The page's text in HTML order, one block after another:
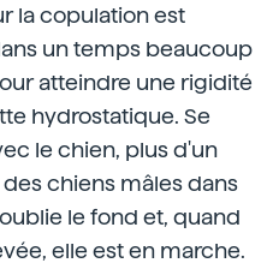
la copulation est
un temps beaucoup
atteindre une rigidité
hydrostatique. Se
le chien, plus d'un
chiens mâles dans
le fond et, quand
elle est en marche.